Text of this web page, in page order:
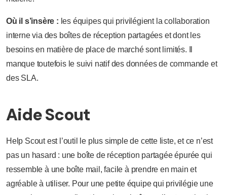
Où il s’insère : les équipes qui privilégient la collaboration
interne via des boîtes de réception partagées et dont les
besoins en matière de place de marché sont limités. Il
manque toutefois le suivi natif des données de commande et
des SLA.
Aide Scout
Help Scout est l’outil le plus simple de cette liste, et ce n’est
pas un hasard : une boîte de réception partagée épurée qui
ressemble à une boîte mail, facile à prendre en main et
agréable à utiliser. Pour une petite équipe qui privilégie une